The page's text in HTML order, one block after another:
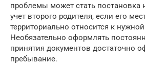
проблемы может стать постановка
учет второго родителя, если его
территориально относится к
Необязательно оформлять
принятия документов достаточно
пребывание.